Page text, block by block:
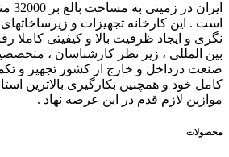
است . این کارخانه تجهیزات و
نگری و ایجاد ظرفیت بالا و کیفیتی کاملا
بین المللی ، زیر نظر کارشناسان ،
صنعت درداخل و خارج از کشور تجهیز و
کامل خود و همچنین بکارگیری بالاترین
موازین لازم قدم در این عرصه نهاد .
محصولات